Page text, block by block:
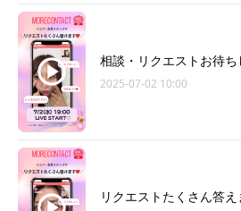
相談・リクエストお待
2025-07-02 10:00
リクエストたくさん答